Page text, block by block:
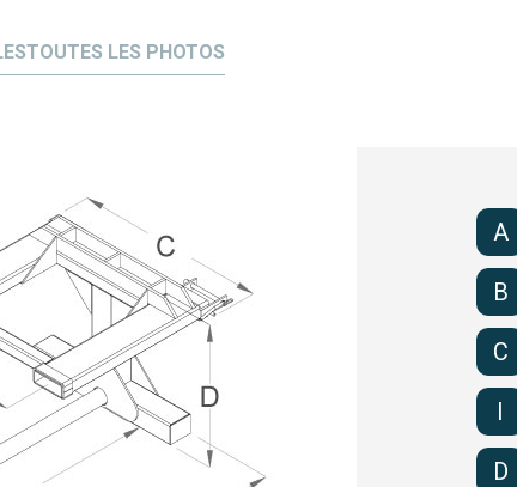
TOUTES LES PHOTOS
A
B
C
I
D